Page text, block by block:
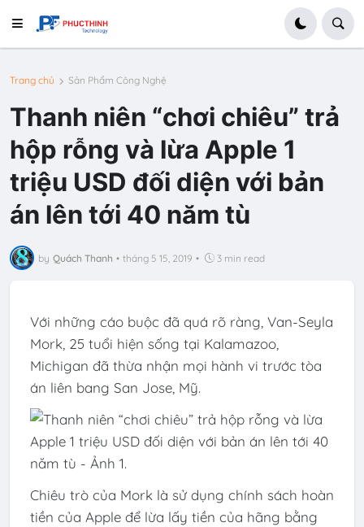
Trang chủ Sản Phẩm Công Nghệ
Thanh niên “chơi chiêu” trả
hộp rỗng và lừa Apple 1
triệu USD đối diện với bản
án lên tới 40 năm tù
by Quách Thanh • tháng 5 15, 2019 • 3 min read
Với những cáo buộc đã quá rõ ràng, Van-Seyla
Mork, 25 tuổi hiện sống tại Kalamazoo,
Michigan đã thừa nhận mọi hành vi trước tòa
án liên bang San Jose, Mỹ.
Chiêu trò của Mork là sử dụng chính sách hoàn
tiền của Apple để lừa lấy tiền của hãng bằng